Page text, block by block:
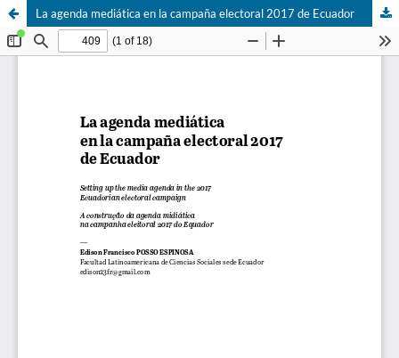
La agenda mediática en la campaña electoral 2017 de Ecuador